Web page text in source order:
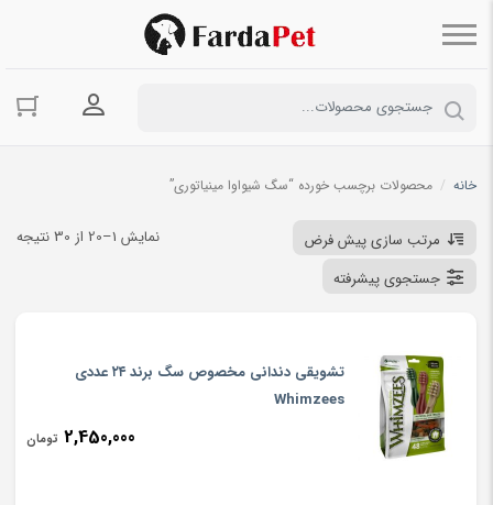
ورود به
خانه / محصولات برچسب خورده “سگ شیواوا مینیاتوری”
نمایش 1–20 از 30 نتیجه
مرتب سازی پیش فرض
جستجوی پیشرفته
تشویقی دندانی مخصوص سگ برند ۲۴ عددی
Whimzees
2,450,000 تومان